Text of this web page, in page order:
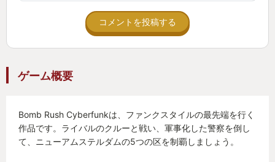
コメントを投稿する
ゲーム概要
Bomb Rush Cyberfunkは、ファンクスタイルの最先端を行く
作品です。ライバルのクルーと戦い、軍事化した警察を倒し
て、ニューアムステルダムの5つの区を制覇しましょう。